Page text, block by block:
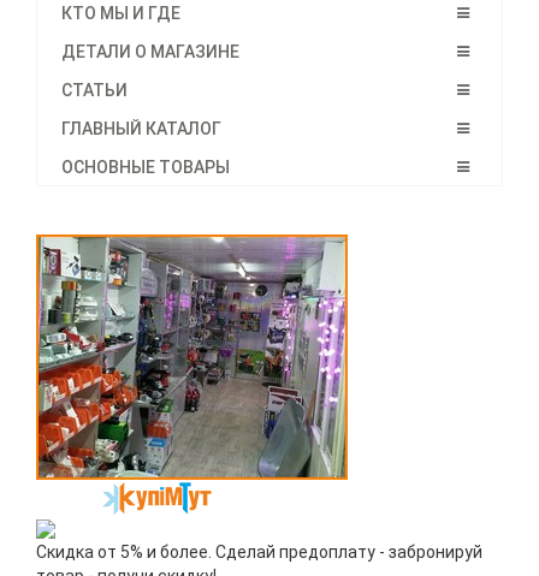
КТО МЫ И ГДЕ
ДЕТАЛИ О МАГАЗИНЕ
СТАТЬИ
ГЛАВНЫЙ КАТАЛОГ
ОСНОВНЫЕ ТОВАРЫ
Скидка от 5% и более. Сделай предоплату - забронируй